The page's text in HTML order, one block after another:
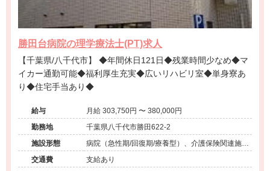
勝田台病院の理学療法士(PT)求人
【千葉県/八千代市】 ◆年間休日121日◆残業時間少なめ◆マ
イカー通勤可能◆福利厚生充実◆広いリハビリ室◆単身寮あ
り◆住宅手当あり◆
給与
月給 303,750円 〜 380,000円
勤務地
千葉県八千代市勝田622-2
施設形態
病院（急性期/回復期/療養型）、介護保険関連施設
（デイケア）
交通費 支給あり